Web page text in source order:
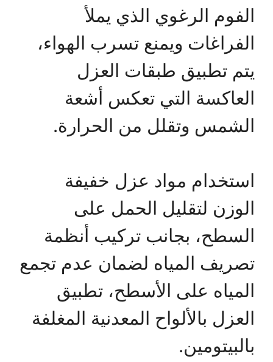
الفوم الرغوي الذي يملأ
الفراغات ويمنع تسرب الهواء،
يتم تطبيق طبقات العزل
العاكسة التي تعكس أشعة
الشمس وتقلل من الحرارة.
استخدام مواد عزل خفيفة
الوزن لتقليل الحمل على
السطح، بجانب تركيب أنظمة
تصريف المياه لضمان عدم تجمع
المياه على الأسطح، تطبيق
العزل بالألواح المعدنية المغلفة
بالبيتومين.